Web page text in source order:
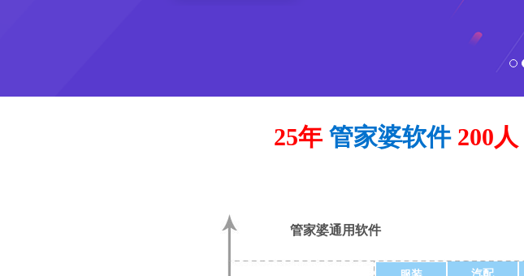
25年 管家婆软件 200人
管家婆通用软件